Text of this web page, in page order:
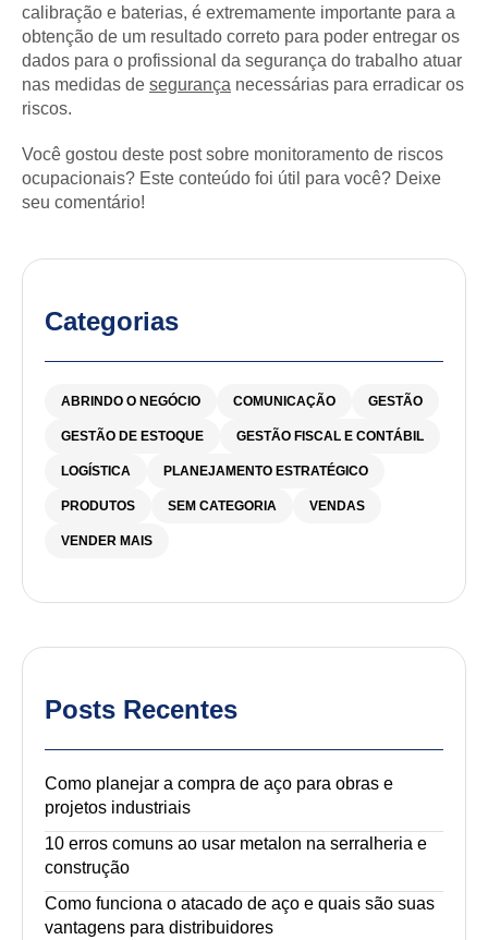
calibração e baterias, é extremamente importante para a
obtenção de um resultado correto para poder entregar os
dados para o profissional da segurança do trabalho atuar
nas medidas de segurança necessárias para erradicar os
riscos.
Você gostou deste post sobre monitoramento de riscos
ocupacionais? Este conteúdo foi útil para você? Deixe
seu comentário!
Categorias
ABRINDO O NEGÓCIO COMUNICAÇÃO GESTÃO
GESTÃO DE ESTOQUE GESTÃO FISCAL E CONTÁBIL
LOGÍSTICA PLANEJAMENTO ESTRATÉGICO
PRODUTOS SEM CATEGORIA VENDAS
VENDER MAIS
Posts Recentes
Como planejar a compra de aço para obras e
projetos industriais
10 erros comuns ao usar metalon na serralheria e
construção
Como funciona o atacado de aço e quais são suas
vantagens para distribuidores